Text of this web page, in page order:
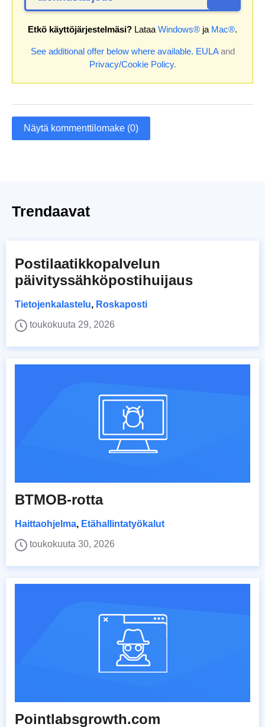
Etkö käyttöjärjestelmäsi? LataaWindows® ja Mac®.
See additional offer below where available. EULAand
Privacy/Cookie Policy.
Näytä kommenttilomake (0)
Trendaavat
Postilaatikkopalvelun
päivityssähköpostihuijaus
Tietojenkalastelu, Roskaposti
toukokuuta 29, 2026
BTMOB-rotta
Haittaohjelma, Etähallintatyökalut
toukokuuta 30, 2026
Pointlabsgrowth.com